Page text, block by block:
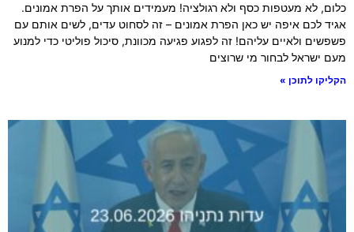
כלום, לא מעטפות כסף ולא רגולציה! מעמידים אותך על הפרת אמונים.
אגיד לכם איפה יש כאן הפרת אמונים – זה לסחוט עדים, לשים אותם עם
פשפשים ולאיים עליהם! זה לפגוע פגיעה מכוונת, סיכול פוליטי כדי למנוע
מעם ישראל לבחור מי שרוצים
הקליקו לתוכן »